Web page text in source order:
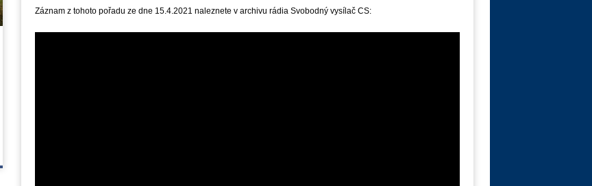
Záznam z tohoto pořadu ze dne 15.4.2021 naleznete v archivu rádia Svobodný vysílač CS: